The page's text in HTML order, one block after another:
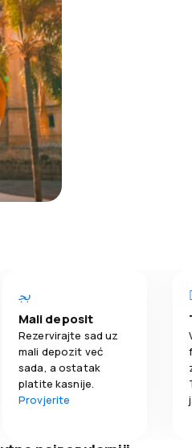
Mali deposit
Rezervirajte sad uz
mali depozit već
sada, a ostatak
platite kasnije.
Provjerite